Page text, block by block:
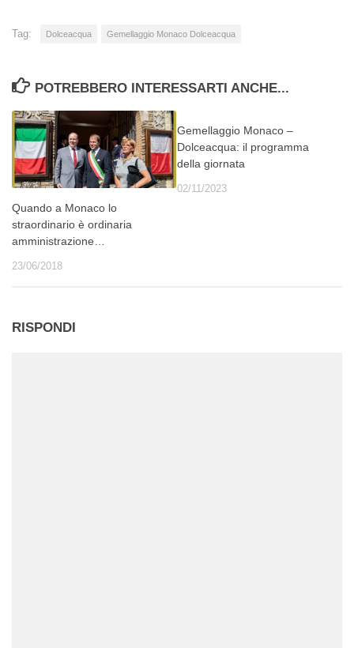
Tag: Dolceacqua Gemellaggio Monaco Dolceacqua
POTREBBERO INTERESSARTI ANCHE...
Quando a Monaco lo
straordinario è ordinaria
amministrazione…
23/06/2018
Gemellaggio Monaco –
Dolceacqua: il programma
della giornata
02/11/2023
RISPONDI